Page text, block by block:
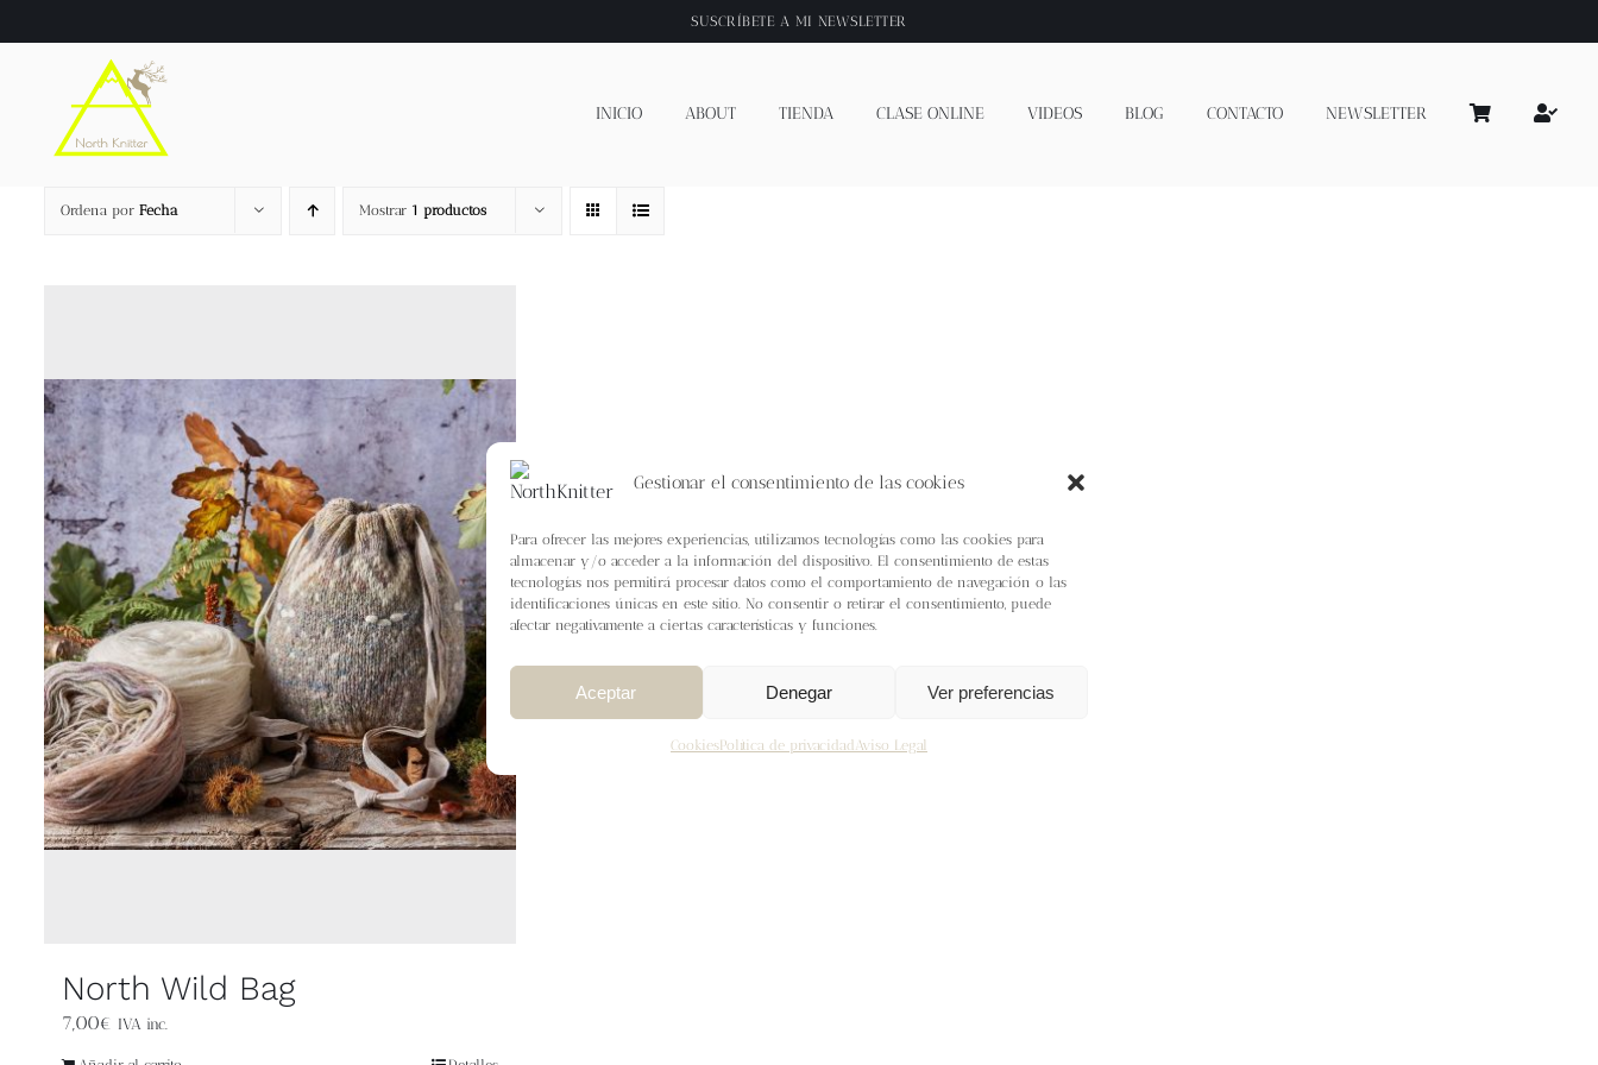
Gestionar el consentimiento de las cookies
Para ofrecer las mejores experiencias, utilizamos tecnologías como las cookies para
almacenar y/o acceder a la información del dispositivo. El consentimiento de estas
tecnologías nos permitirá procesar datos como el comportamiento de navegación o las
identificaciones únicas en este sitio. No consentir o retirar el consentimiento, puede
afectar negativamente a ciertas características y funciones.
Aceptar Denegar Ver preferencias
CookiesPolítica de privacidad Aviso Legal
al
SUSCRÍBETE A MI NEWSLETTER
INICIO ABOUT TIENDA CLASE ONLINE VIDEOS BLOG CONTACTO NEWSLETTER
Ordena por Fecha Mostrar 1 productos
North Wild Bag
7,00€ IVA inc.